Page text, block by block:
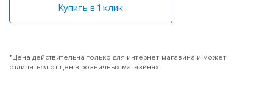
Купить в 1 клик
*Цена действительна только для интернет-магазина и может
отличаться от цен в розничных магазинах